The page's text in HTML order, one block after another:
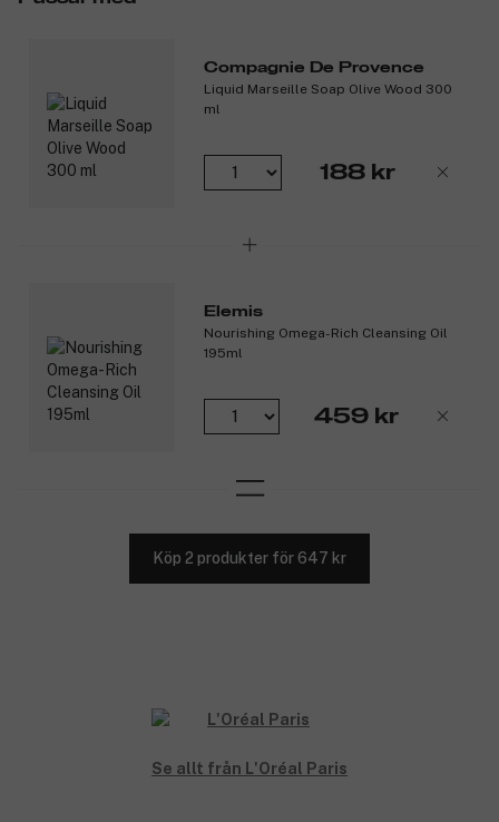
Compagnie De Provence
Liquid Marseille Soap Olive Wood 300
ml
188 kr
Elemis
Nourishing Omega-Rich Cleansing Oil
195ml
459 kr
Köp 2 produkter för 647 kr
Se allt från L'Oréal Paris